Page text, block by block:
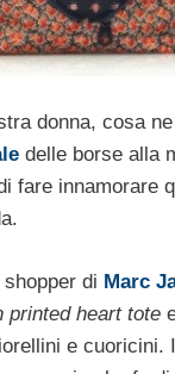
donna, cosa
delle borse alla
fare innamorare
di Marc
printed heart tote
e cuoricini.